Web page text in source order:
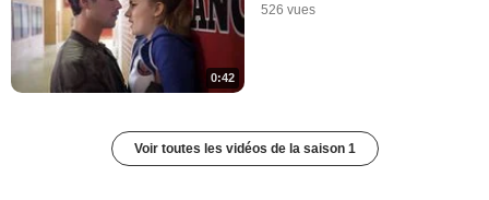
0:42
526 vues
Voir toutes les vidéos de la saison 1